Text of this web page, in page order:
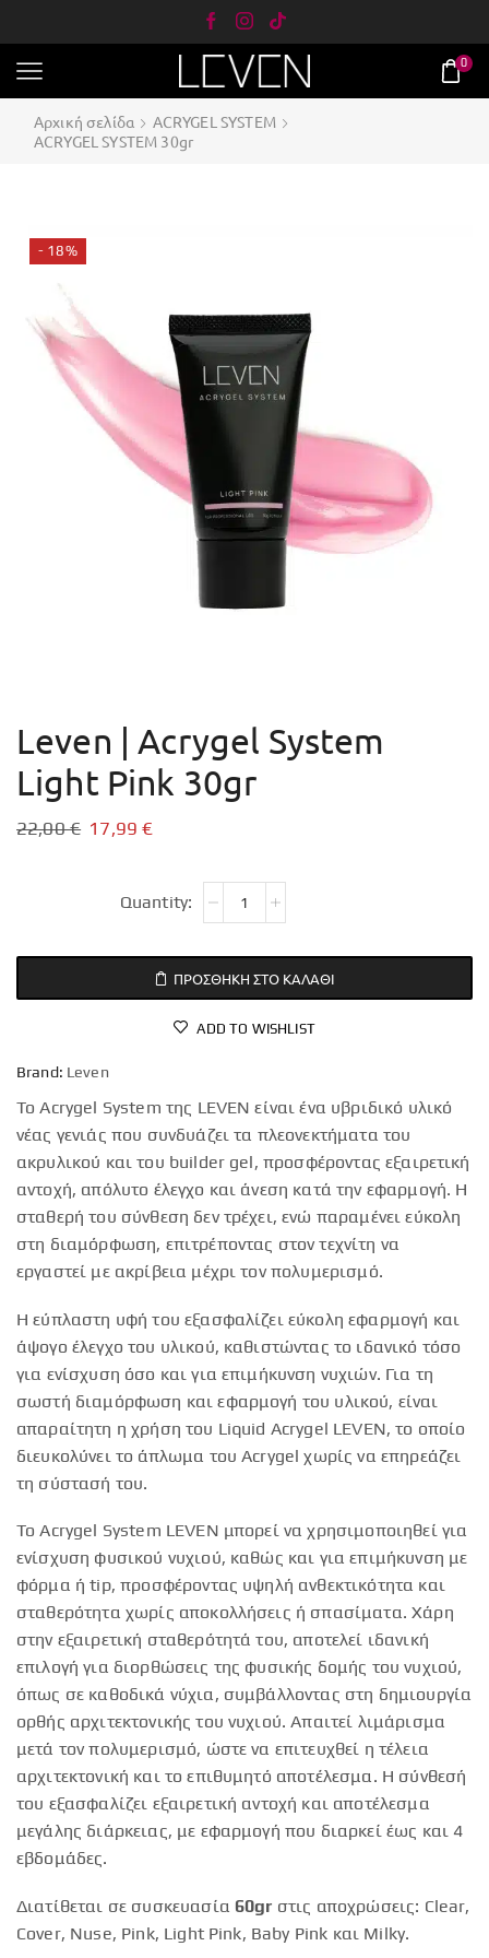
0
Αρχική σελίδα
ACRYGEL SYSTEM
ACRYGEL SYSTEM 30gr
- 18%
Leven | Acrygel System
Light Pink 30gr
22,00€ 17,99€
ΠΡΟΣΘΉΚΗ ΣΤΟ ΚΑΛΆΘΙ
ADD TO WISHLIST
Brand: Leven
Το Acrygel System της LEVEN είναι ένα υβριδικό υλικό
νέας γενιάς που συνδυάζει τα πλεονεκτήματα του
ακρυλικού και του builder gel, προσφέροντας εξαιρετική
αντοχή, απόλυτο έλεγχο και άνεση κατά την εφαρμογή. Η
σταθερή του σύνθεση δεν τρέχει, ενώ παραμένει εύκολη
στη διαμόρφωση, επιτρέποντας στον τεχνίτη να
εργαστεί με ακρίβεια μέχρι τον πολυμερισμό.
Η εύπλαστη υφή του εξασφαλίζει εύκολη εφαρμογή και
άψογο έλεγχο του υλικού, καθιστώντας το ιδανικό τόσο
για ενίσχυση όσο και για επιμήκυνση νυχιών. Για τη
σωστή διαμόρφωση και εφαρμογή του υλικού, είναι
απαραίτητη η χρήση του Liquid Acrygel LEVEN, το οποίο
διευκολύνει το άπλωμα του Acrygel χωρίς να επηρεάζει
τη σύστασή του.
Το Acrygel System LEVEN μπορεί να χρησιμοποιηθεί για
ενίσχυση φυσικού νυχιού, καθώς και για επιμήκυνση με
φόρμα ή tip, προσφέροντας υψηλή ανθεκτικότητα και
σταθερότητα χωρίς αποκολλήσεις ή σπασίματα. Χάρη
στην εξαιρετική σταθερότητά του, αποτελεί ιδανική
επιλογή για διορθώσεις της φυσικής δομής του νυχιού,
όπως σε καθοδικά νύχια, συμβάλλοντας στη δημιουργία
ορθής αρχιτεκτονικής του νυχιού. Απαιτεί λιμάρισμα
μετά τον πολυμερισμό, ώστε να επιτευχθεί η τέλεια
αρχιτεκτονική και το επιθυμητό αποτέλεσμα. Η σύνθεσή
του εξασφαλίζει εξαιρετική αντοχή και αποτέλεσμα
μεγάλης διάρκειας, με εφαρμογή που διαρκεί έως και 4
εβδομάδες.
Διατίθεται σε συσκευασία 60gr στις αποχρώσεις: Clear,
Cover, Nuse, Pink, Light Pink, Baby Pink και Milky.